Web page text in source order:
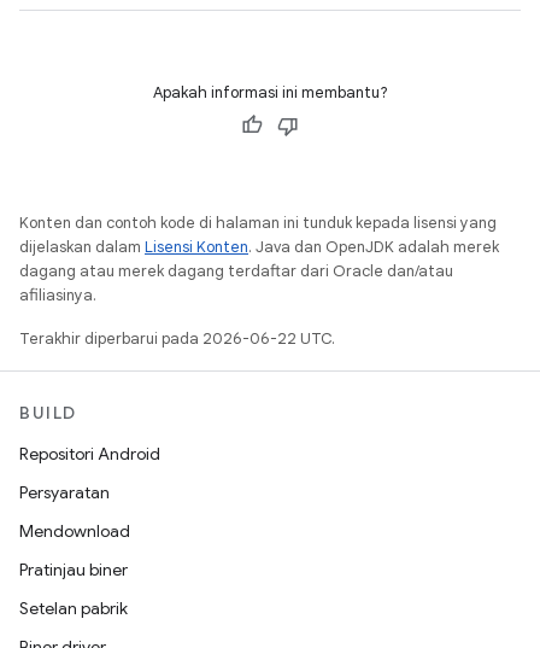
Apakah informasi ini membantu?
Konten dan contoh kode di halaman ini tunduk kepada lisensi yang
dijelaskan dalam Lisensi Konten. Java dan OpenJDK adalah merek
dagang atau merek dagang terdaftar dari Oracle dan/atau
afiliasinya.
Terakhir diperbarui pada 2026-06-22 UTC.
BUILD
Repositori Android
Persyaratan
Mendownload
Pratinjau biner
Setelan pabrik